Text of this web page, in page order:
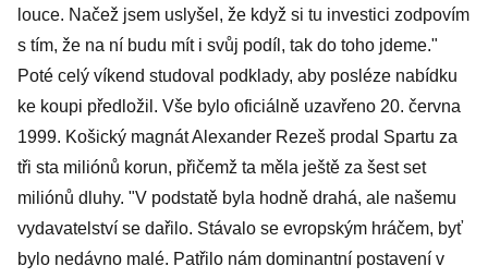
louce. Načež jsem uslyšel, že když si tu investici zodpovím
s tím, že na ní budu mít i svůj podíl, tak do toho jdeme."
Poté celý víkend studoval podklady, aby posléze nabídku
ke koupi předložil. Vše bylo oficiálně uzavřeno 20. června
1999. Košický magnát Alexander Rezeš prodal Spartu za
tři sta miliónů korun, přičemž ta měla ještě za šest set
miliónů dluhy. "V podstatě byla hodně drahá, ale našemu
vydavatelství se dařilo. Stávalo se evropským hráčem, byť
bylo nedávno malé. Patřilo nám dominantní postavení v